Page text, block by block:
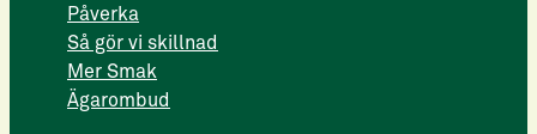
Påverka
Så gör vi skillnad
Mer Smak
Ägarombud